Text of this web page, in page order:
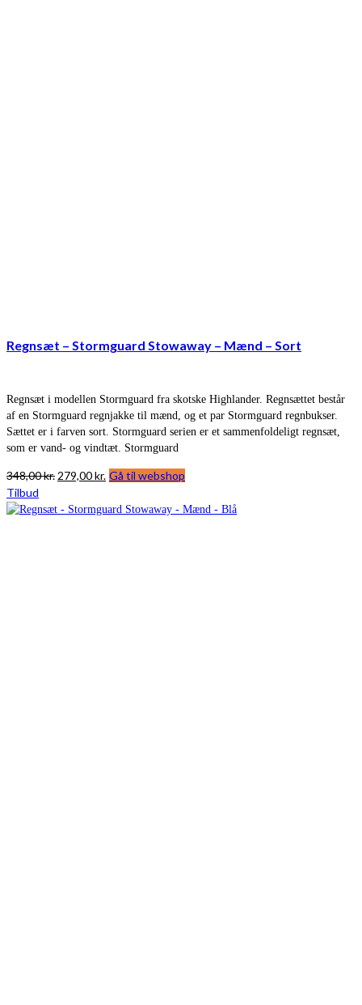
Regnsæt – Stormguard Stowaway – Mænd – Sort
Regnsæt i modellen Stormguard fra skotske Highlander. Regnsættet består
af en Stormguard regnjakke til mænd, og et par Stormguard regnbukser.
Sættet er i farven sort. Stormguard serien er et sammenfoldeligt regnsæt,
som er vand- og vindtæt. Stormguard
348,00kr. Den
pris
279,00kr. Den
pris
Gå til webshop
Tilbud